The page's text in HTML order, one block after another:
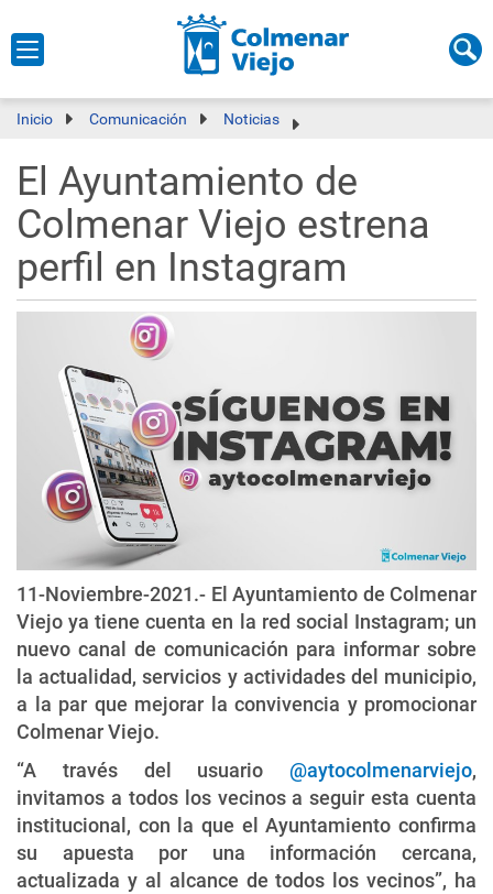
Inicio Comunicación Noticias
El Ayuntamiento de
Colmenar Viejo estrena
perfil en Instagram
11-Noviembre-2021.- El Ayuntamiento de Colmenar
Viejo ya tiene cuenta en la red social Instagram; un
nuevo canal de comunicación para informar sobre
la actualidad, servicios y actividades del municipio,
a la par que mejorar la convivencia y promocionar
Colmenar Viejo.
“A través del usuario @aytocolmenarviejo,
invitamos a todos los vecinos a seguir esta cuenta
institucional, con la que el Ayuntamiento confirma
su apuesta por una información cercana,
actualizada y al alcance de todos los vecinos”, ha